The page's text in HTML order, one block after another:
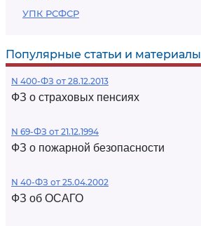
УПК РСФСР
Популярные статьи и материалы
N 400-ФЗ от 28.12.2013
ФЗ о страховых пенсиях
N 69-ФЗ от 21.12.1994
ФЗ о пожарной безопасности
N 40-ФЗ от 25.04.2002
ФЗ об ОСАГО